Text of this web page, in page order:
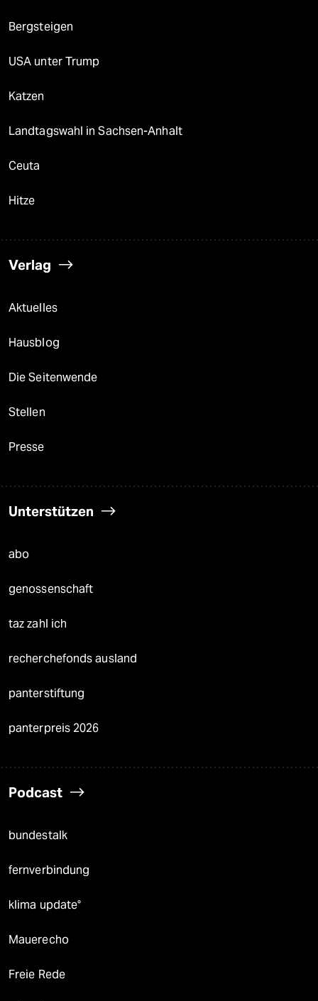
Bergsteigen
USA unter Trump
Katzen
Landtagswahl in Sachsen-Anhalt
Ceuta
Hitze
Verlag
Aktuelles
Hausblog
Die Seitenwende
Stellen
Presse
Unterstützen
abo
genossenschaft
taz zahl ich
recherchefonds ausland
panterstiftung
panterpreis 2026
Podcast
bundestalk
fernverbindung
klima update°
Mauerecho
Freie Rede